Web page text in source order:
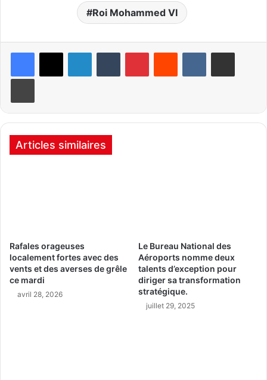
Roi Mohammed VI
Articles similaires
Rafales orageuses
localement fortes avec des
vents et des averses de grêle
ce mardi
avril 28, 2026
Le Bureau National des
Aéroports nomme deux
talents d’exception pour
diriger sa transformation
stratégique.
juillet 29, 2025